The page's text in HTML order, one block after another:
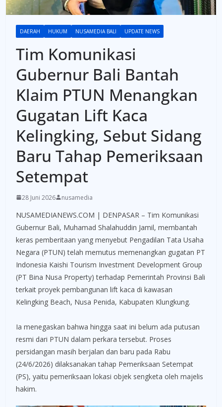
DAERAH HUKUM NUSAMEDIA BALI UPDATE NEWS
Tim Komunikasi
Gubernur Bali Bantah
Klaim PTUN Menangkan
Gugatan Lift Kaca
Kelingking, Sebut Sidang
Baru Tahap Pemeriksaan
Setempat
28 Juni 2026 nusamedia
NUSAMEDIANEWS.COM | DENPASAR – Tim Komunikasi
Gubernur Bali, Muhamad Shalahuddin Jamil, membantah
keras pemberitaan yang menyebut Pengadilan Tata Usaha
Negara (PTUN) telah memutus memenangkan gugatan PT
Indonesia Kaishi Tourism Investment Development Group
(PT Bina Nusa Property) terhadap Pemerintah Provinsi Bali
terkait proyek pembangunan lift kaca di kawasan
Kelingking Beach, Nusa Penida, Kabupaten Klungkung.
Ia menegaskan bahwa hingga saat ini belum ada putusan
resmi dari PTUN dalam perkara tersebut. Proses
persidangan masih berjalan dan baru pada Rabu
(24/6/2026) dilaksanakan tahap Pemeriksaan Setempat
(PS), yaitu pemeriksaan lokasi objek sengketa oleh majelis
hakim.